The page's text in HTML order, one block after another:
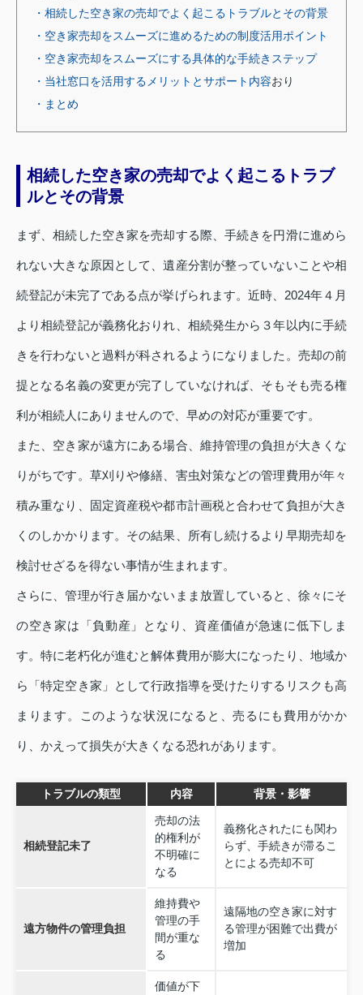
・相続した空き家の売却でよく起こるトラブルとその背景
・空き家売却をスムーズに進めるための制度活用ポイント
・空き家売却をスムーズにする具体的な手続きステップ
・当社窓口を活用するメリットとサポート内容おり
・まとめ
相続した空き家の売却でよく起こるトラブ
ルとその背景
まず、相続した空き家を売却する際、手続きを円滑に進めら
れない大きな原因として、遺産分割が整っていないことや相
続登記が未完了である点が挙げられます。近時、2024年４月
より相続登記が義務化おりれ、相続発生から３年以内に手続
きを行わないと過料が科されるようになりました。売却の前
提となる名義の変更が完了していなければ、そもそも売る権
利が相続人にありませんので、早めの対応が重要です。
また、空き家が遠方にある場合、維持管理の負担が大きくな
りがちです。草刈りや修繕、害虫対策などの管理費用が年々
積み重なり、固定資産税や都市計画税と合わせて負担が大き
くのしかかります。その結果、所有し続けるより早期売却を
検討せざるを得ない事情が生まれます。
さらに、管理が行き届かないまま放置していると、徐々にそ
の空き家は「負動産」となり、資産価値が急速に低下しま
す。特に老朽化が進むと解体費用が膨大になったり、地域か
ら「特定空き家」として行政指導を受けたりするリスクも高
まります。このような状況になると、売るにも費用がかか
り、かえって損失が大きくなる恐れがあります。
トラブルの類型 内容 背景・影響
相続登記未了
売却の法
的権利が
不明確に
なる
義務化されたにも関わ
らず、手続きが滞るこ
とによる売却不可
遠方物件の管理負担
維持費や
管理の手
間が重な
る
遠隔地の空き家に対す
る管理が困難で出費が
増加
価値が下